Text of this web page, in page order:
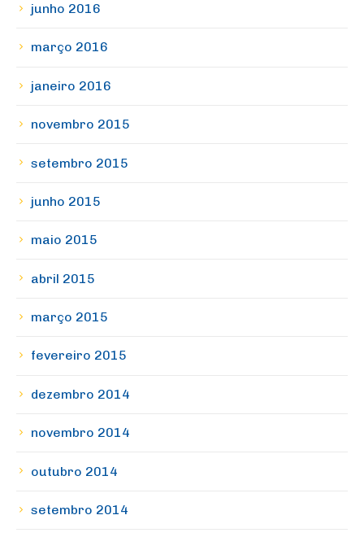
junho 2016
março 2016
janeiro 2016
novembro 2015
setembro 2015
junho 2015
maio 2015
abril 2015
março 2015
fevereiro 2015
dezembro 2014
novembro 2014
outubro 2014
setembro 2014